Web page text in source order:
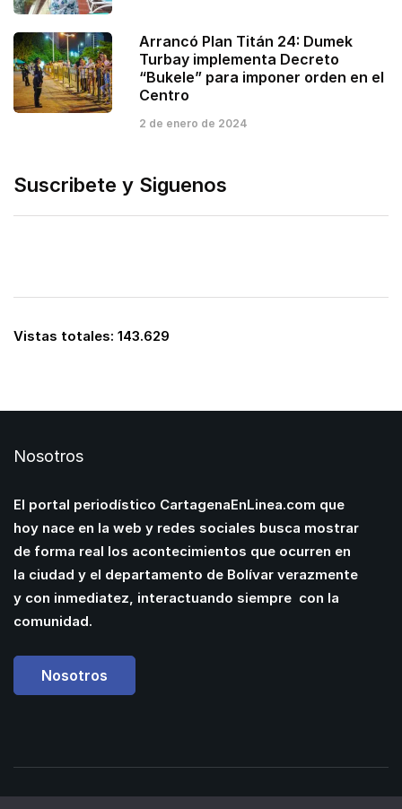
Arrancó Plan Titán 24: Dumek
Turbay implementa Decreto
“Bukele” para imponer orden en el
Centro
2 de enero de 2024
Suscribete y Siguenos
Vistas totales: 143.629
Nosotros
El portal periodístico CartagenaEnLinea.com que
hoy nace en la web y redes sociales busca mostrar
de forma real los acontecimientos que ocurren en
la ciudad y el departamento de Bolívar verazmente
y con inmediatez, interactuando siempre con la
comunidad.
Nosotros